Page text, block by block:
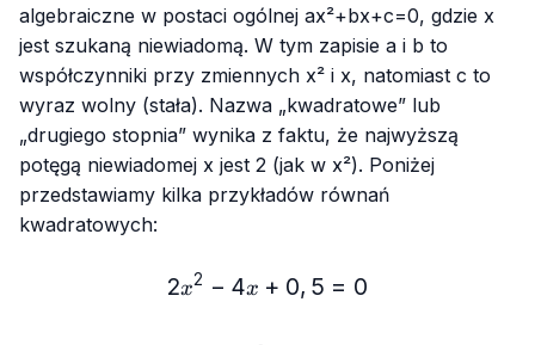
algebraiczne w postaci ogólnej ax²+bx+c=0, gdzie x
jest szukaną niewiadomą. W tym zapisie a i b to
współczynniki przy zmiennych x² i x, natomiast c to
wyraz wolny (stała). Nazwa „kwadratowe” lub
„drugiego stopnia” wynika z faktu, że najwyższą
potęgą niewiadomej x jest 2 (jak w x²). Poniżej
przedstawiamy kilka przykładów równań
kwadratowych:
2x²-4x+0,5=0
2x2 − 4x + 0, 5 = 0